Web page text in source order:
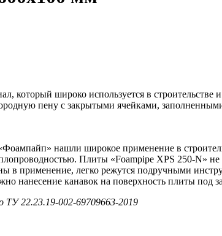
нашли широкое применение в
Плиты «Foampipe XPS 250-N»
в применение, легко режутся подручными
нанесение канавок на поверхность плиты под
22.23.19-002-69709663-2019